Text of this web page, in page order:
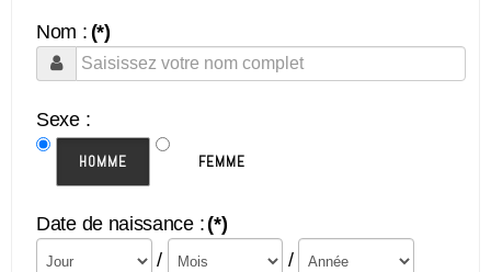
Nom : (*)
Sexe :
HOMME FEMME
Date de naissance :(*)
/
/